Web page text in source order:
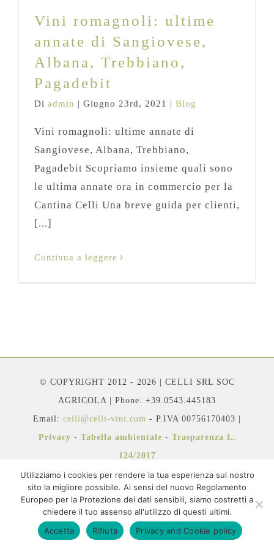
Vini romagnoli: ultime
annate di Sangiovese,
Albana, Trebbiano,
Pagadebit
Di admin | Giugno 23rd, 2021 | Blog
Vini romagnoli: ultime annate di
Sangiovese, Albana, Trebbiano,
Pagadebit Scopriamo insieme quali sono
le ultima annate ora in commercio per la
Cantina Celli Una breve guida per clienti,
[...]
Continua a leggere
© COPYRIGHT 2012 - 2026 | CELLI SRL SOC
AGRICOLA | Phone. +39.0543.445183
Email: celli@celli-vini.com - P.IVA 00756170403 |
Privacy - Tabella ambientale - Trasparenza L.
124/2017
FacebookInstagramYouTube
Utilizziamo i cookies per rendere la tua esperienza sul nostro
sito la migliore possibile. Ai sensi del nuovo Regolamento
Europeo per la Protezione dei dati sensibili, siamo costretti a
chiedere il tuo assenso all'utilizzo di questi ultimi.
Accetta
Rifiuta Privacy and Cookie policy